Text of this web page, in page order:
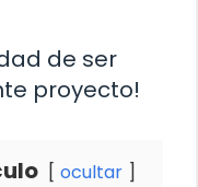
de ser
proyecto!
ocultar